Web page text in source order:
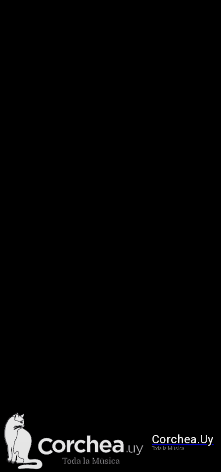
Corchea.Uy
Toda la Música